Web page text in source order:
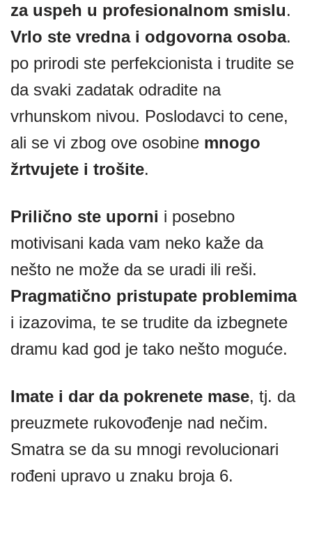
za uspeh u profesionalnom smislu.
Vrlo ste vredna i odgovorna osoba.
po prirodi ste perfekcionista i trudite se
da svaki zadatak odradite na
vrhunskom nivou. Poslodavci to cene,
ali se vi zbog ove osobine mnogo
žrtvujete i trošite.
Prilično ste uporni i posebno
motivisani kada vam neko kaže da
nešto ne može da se uradi ili reši.
Pragmatično pristupate problemima
i izazovima, te se trudite da izbegnete
dramu kad god je tako nešto moguće.
Imate i dar da pokrenete mase, tj. da
preuzmete rukovođenje nad nečim.
Smatra se da su mnogi revolucionari
rođeni upravo u znaku broja 6.